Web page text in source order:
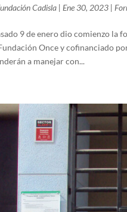
Cadisla | Ene 30, 2023 |
9 de enero dio comienzo la
Once y cofinanciado
a manejar con...